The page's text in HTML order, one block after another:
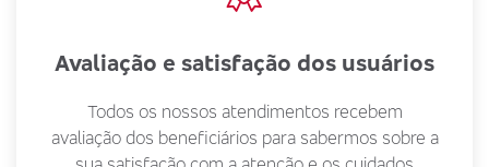
Avaliação e satisfação dos usuários
Todos os nossos atendimentos recebem
avaliação dos beneficiários para sabermos sobre a